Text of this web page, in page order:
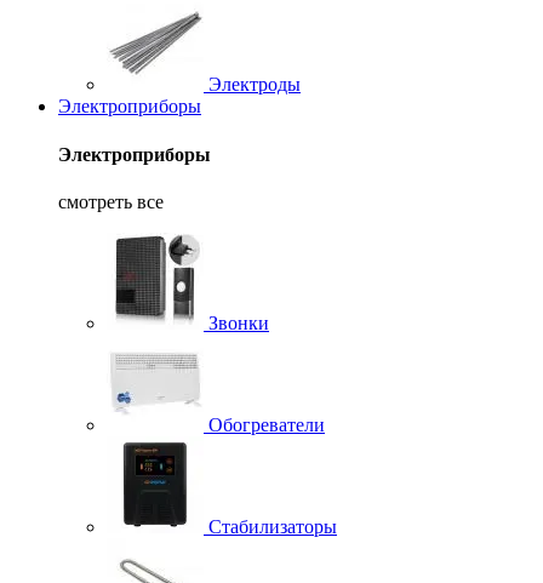
Электроды
Электроприборы
Электроприборы
смотреть все
Звонки
Обогреватели
Стабилизаторы